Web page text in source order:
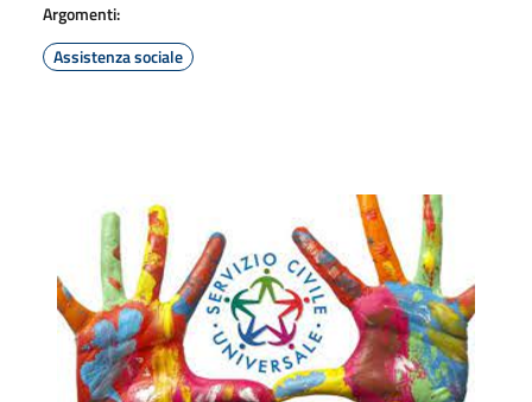
Argomenti:
Assistenza sociale